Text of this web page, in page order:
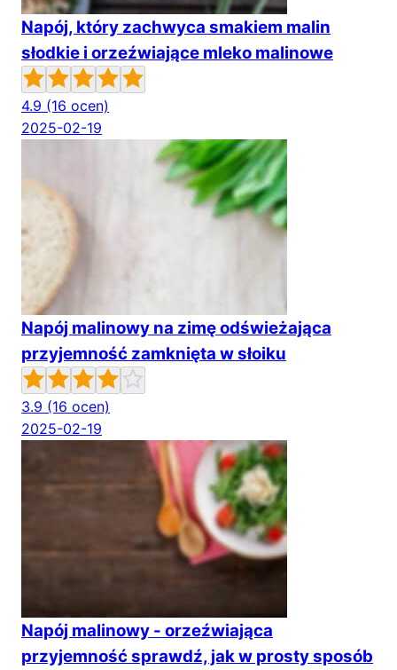
Napój, który zachwyca smakiem malin
słodkie i orzeźwiające mleko malinowe
4.9 (16 ocen)
2025-02-19
Napój malinowy na zimę odświeżająca
przyjemność zamknięta w słoiku
3.9 (16 ocen)
2025-02-19
Napój malinowy - orzeźwiająca
przyjemność sprawdź, jak w prosty sposób